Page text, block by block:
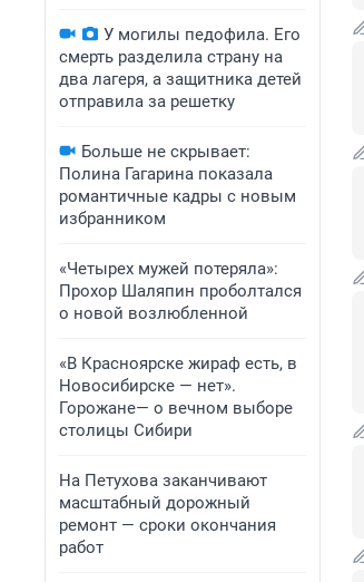
У могилы педофила. Его
смерть разделила страну на
два лагеря, а защитника детей
отправила за решетку
Больше не скрывает:
Полина Гагарина показала
романтичные кадры с новым
избранником
«Четырех мужей потеряла»:
Прохор Шаляпин проболтался
о новой возлюбленной
«В Красноярске жираф есть, в
Новосибирске — нет».
Горожане— о вечном выборе
столицы Сибири
На Петухова заканчивают
масштабный дорожный
ремонт — сроки окончания
работ